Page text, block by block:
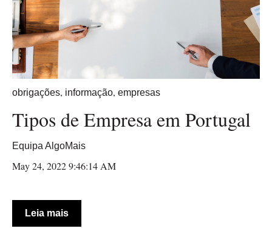
obrigações, informação, empresas
Tipos de Empresa em Portugal
Equipa AlgoMais
May 24, 2022 9:46:14 AM
Leia mais